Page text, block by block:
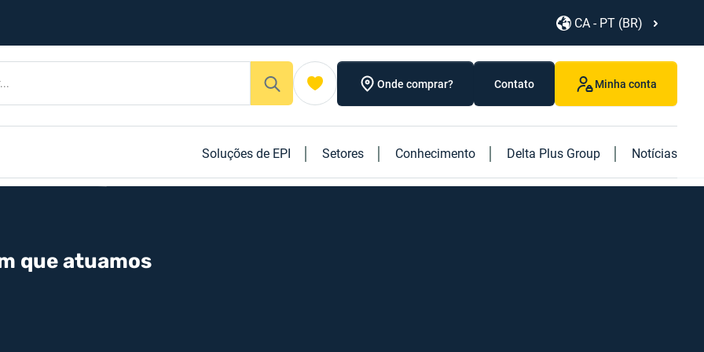
CA - PT (BR)
Onde comprar? Contato Minha conta
Soluções de EPI Setores Conhecimento Delta Plus Group Notícias
que atuamos